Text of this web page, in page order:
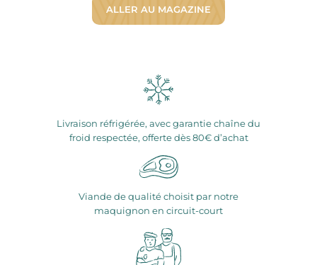
ALLER AU MAGAZINE
Livraison réfrigérée, avec garantie chaîne du
froid respectée, offerte dès 80€ d’achat
Viande de qualité choisit par notre
maquignon en circuit-court